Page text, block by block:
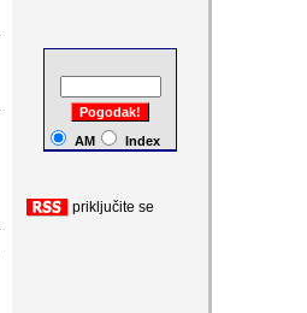
AM Index
priključite se